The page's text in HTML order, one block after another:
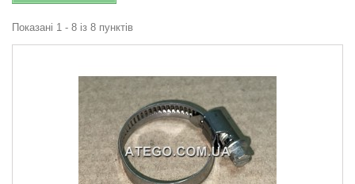
Показані 1 - 8 із 8 пунктів